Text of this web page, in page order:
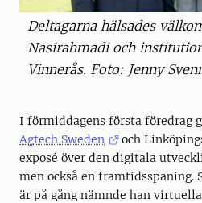
Deltagarna hälsades
Nasirahmadi och
Vinnerås. Foto: Jenny
I förmiddagens första föredrag
Agtech Sweden
och
exposé över den digitala
men också en framtidsspaning.
är på gång nämnde han